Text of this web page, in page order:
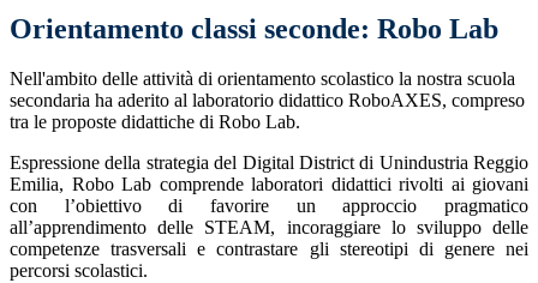
Orientamento classi seconde: Robo Lab
Nell'ambito delle attività di orientamento scolastico la nostra scuola
secondaria ha aderito al laboratorio didattico RoboAXES, compreso
tra le proposte didattiche di Robo Lab.
Espressione della strategia del Digital District di Unindustria Reggio
Emilia, Robo Lab comprende laboratori didattici rivolti ai giovani
con l’obiettivo di favorire un approccio pragmatico
all’apprendimento delle STEAM, incoraggiare lo sviluppo delle
competenze trasversali e contrastare gli stereotipi di genere nei
percorsi scolastici.